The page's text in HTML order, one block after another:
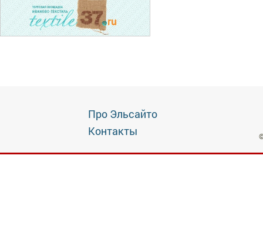
Про Эльсайто
Контакты